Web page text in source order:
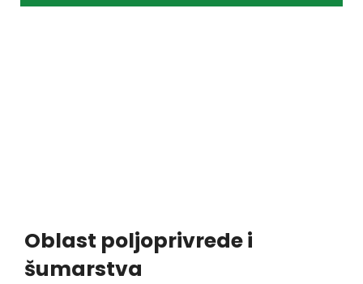
Oblast poljoprivrede i
šumarstva